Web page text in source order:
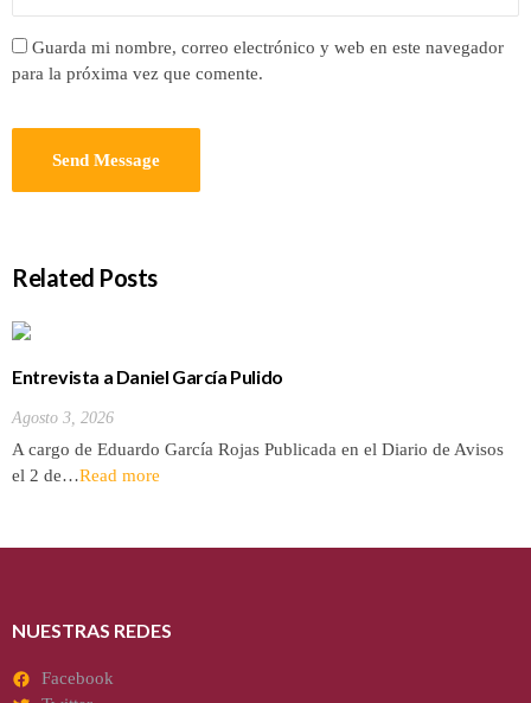
Guarda mi nombre, correo electrónico y web en este navegador
para la próxima vez que comente.
Related Posts
Entrevista a Daniel García Pulido
Agosto 3, 2026
A cargo de Eduardo García Rojas Publicada en el Diario de Avisos
el 2 de…Read more
NUESTRAS REDES
Facebook